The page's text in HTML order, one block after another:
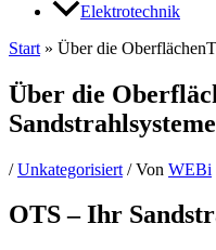
Elektrotechnik
Start » Über die
Über die
/Unkategorisiert / Von WEBi
OTS – Ihr